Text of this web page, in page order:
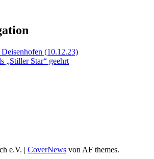
(10.12.23)
„Stiller Star“ geehrt
e.V. | CoverNews von AF themes.